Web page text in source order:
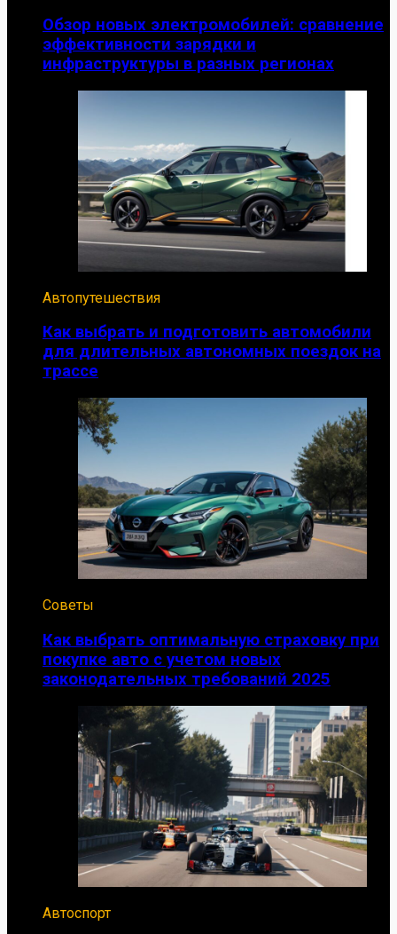
Обзор новых электромобилей: сравнение
эффективности зарядки и
инфраструктуры в разных регионах
Автопутешествия
Как выбрать и подготовить автомобили
для длительных автономных поездок на
трассе
Советы
Как выбрать оптимальную страховку при
покупке авто с учетом новых
законодательных требований 2025
Автоспорт